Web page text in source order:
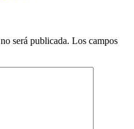
será publicada. Los campos